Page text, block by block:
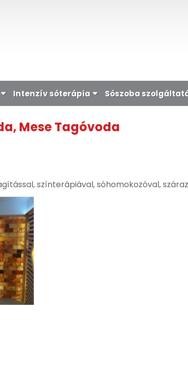
Intenzív sóterápia Sószoba
Mese Tagóvoda
színterápiával, sóhomokozóval,